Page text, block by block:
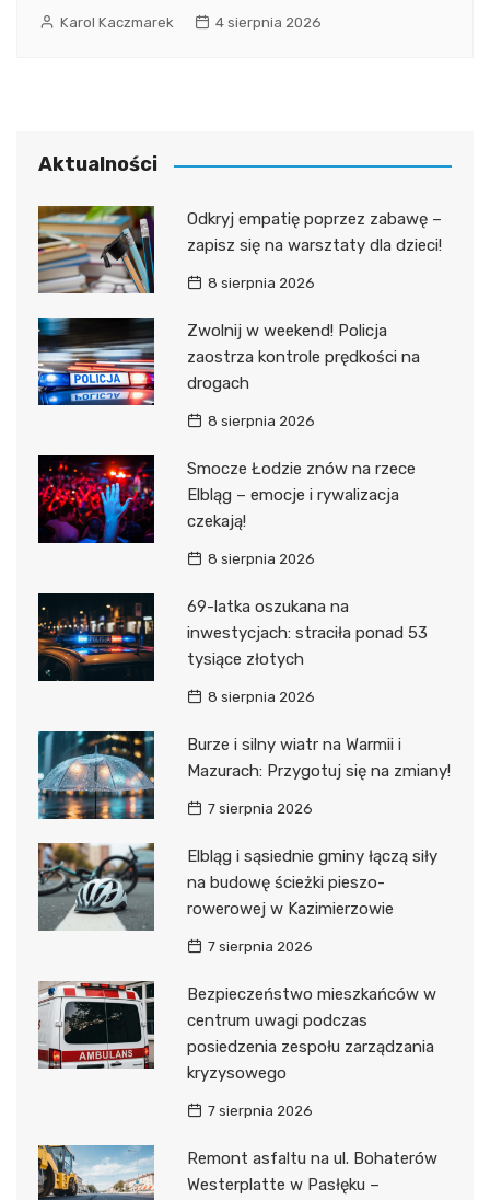
Karol Kaczmarek 4 sierpnia 2026
Aktualności
Odkryj empatię poprzez zabawę –
zapisz się na warsztaty dla dzieci!
8 sierpnia 2026
Zwolnij w weekend! Policja
zaostrza kontrole prędkości na
drogach
8 sierpnia 2026
Smocze Łodzie znów na rzece
Elbląg – emocje i rywalizacja
czekają!
8 sierpnia 2026
69-latka oszukana na
inwestycjach: straciła ponad 53
tysiące złotych
8 sierpnia 2026
Burze i silny wiatr na Warmii i
Mazurach: Przygotuj się na zmiany!
7 sierpnia 2026
Elbląg i sąsiednie gminy łączą siły
na budowę ścieżki pieszo-
rowerowej w Kazimierzowie
7 sierpnia 2026
Bezpieczeństwo mieszkańców w
centrum uwagi podczas
posiedzenia zespołu zarządzania
kryzysowego
7 sierpnia 2026
Remont asfaltu na ul. Bohaterów
Westerplatte w Pasłęku –